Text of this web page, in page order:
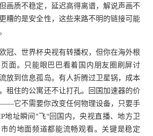
画质不稳定，延迟高得离谱，解说声画不
糟的是安全性，这些来路不明的链接可能
冠、世界杯央视有转播权，但你在海外根
面。只能眼巴巴看着国内朋友圈刷屏讨
放到信息孤岛。有人折腾过卫星锅，成本
租住的公寓还不让打孔。回国加速器的价
它不需要你改变任何物理设备，只要手
地址瞬间"飞"回国内，央视直播、地方卫
的地面频道都能流畅观看。关键是稳定